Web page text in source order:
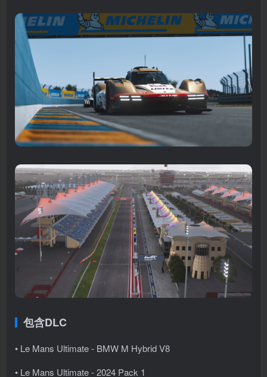
包含DLC
• Le Mans Ultimate - BMW M Hybrid V8
• Le Mans Ultimate - 2024 Pack 1